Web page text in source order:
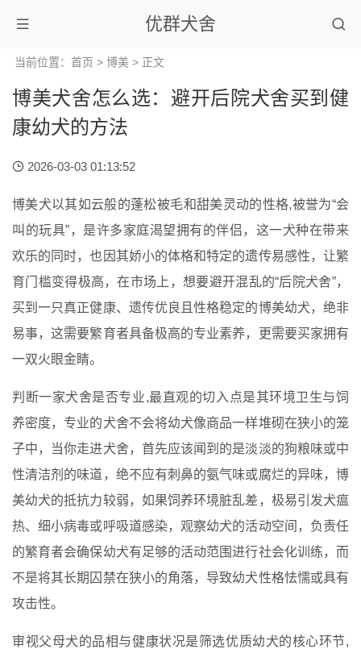
优群犬舍
当前位置： 首页 > 博美 > 正文
博美犬舍怎么选：避开后院犬舍买到健
康幼犬的方法
2026-03-03 01:13:52
博美犬以其如云般的蓬松被毛和甜美灵动的性格,被誉为“会
叫的玩具”，是许多家庭渴望拥有的伴侣，这一犬种在带来
欢乐的同时，也因其娇小的体格和特定的遗传易感性，让繁
育门槛变得极高，在市场上，想要避开混乱的“后院犬舍”，
买到一只真正健康、遗传优良且性格稳定的博美幼犬，绝非
易事，这需要繁育者具备极高的专业素养，更需要买家拥有
一双火眼金睛。
判断一家犬舍是否专业,最直观的切入点是其环境卫生与饲
养密度，专业的犬舍不会将幼犬像商品一样堆砌在狭小的笼
子中，当你走进犬舍，首先应该闻到的是淡淡的狗粮味或中
性清洁剂的味道，绝不应有刺鼻的氨气味或腐烂的异味，博
美幼犬的抵抗力较弱，如果饲养环境脏乱差，极易引发犬瘟
热、细小病毒或呼吸道感染，观察幼犬的活动空间，负责任
的繁育者会确保幼犬有足够的活动范围进行社会化训练，而
不是将其长期囚禁在狭小的角落，导致幼犬性格怯懦或具有
攻击性。
审视父母犬的品相与健康状况是筛选优质幼犬的核心环节,